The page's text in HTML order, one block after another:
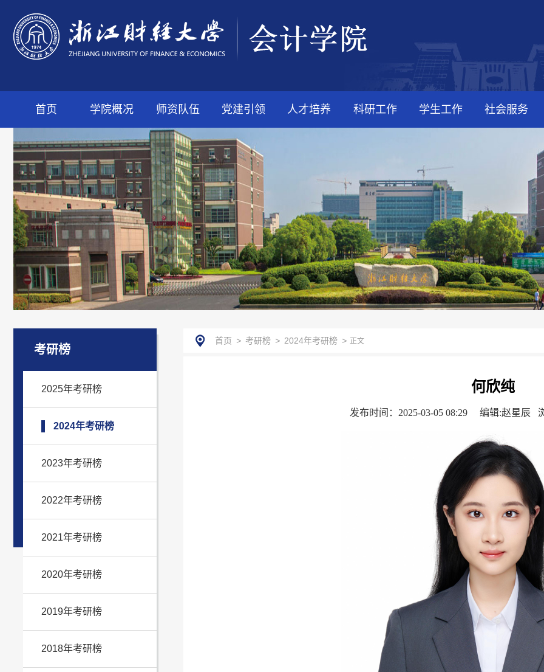
首页 学院概况 师资队伍 党建引领 人才培养 科研工作 学生工作 社会服务
考研榜
2025年考研榜
2024年考研榜
2023年考研榜
2022年考研榜
2021年考研榜
2020年考研榜
2019年考研榜
2018年考研榜
首页 > 考研榜 > 2024年考研榜 > 正文
何欣纯
发布时间：2025-03-05 08:29 编辑:赵星辰